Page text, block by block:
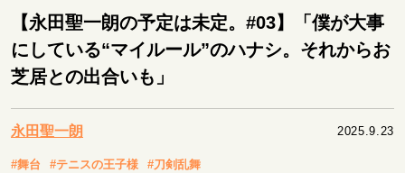
運命を変えた出会い 決断の裏側
挫折からの再起
未知への挑戦
プロフェッショナルの矜持
表現者の葛藤
人生が動いた日 10代の挫折と原点
キャリア・働き方
セカンドキャリアの描き方
【永田聖一朗の予定は未定。#03】「僕が大事
にしている“マイルール”のハナシ。それからお
芝居との出合いも」
永田聖一朗 2025.9.23
#舞台 #テニスの王子様 #刀剣乱舞